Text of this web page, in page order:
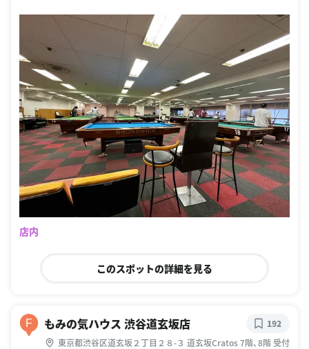
店内
このスポットの詳細を見る
F もみの気ハウス 渋谷道玄坂店
東京都渋谷区道玄坂２丁目２８-３ 道玄坂Cratos 7階、8階 受付
192